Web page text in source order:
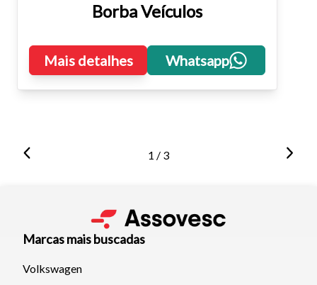
Borba Veículos
Mais detalhes Whatsapp
1 / 3
Marcas mais buscadas
Volkswagen